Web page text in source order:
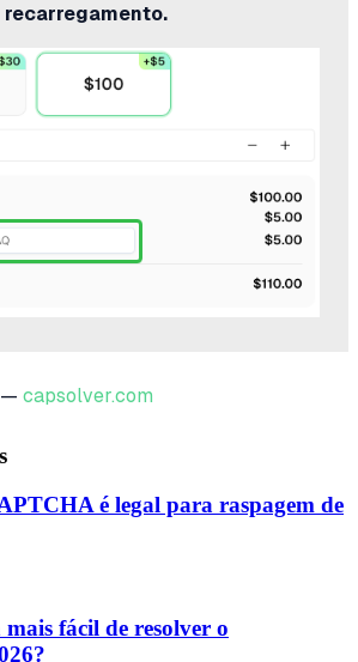
recarregamento.
— capsolver.com
é legal para raspagem de
fácil de resolver o